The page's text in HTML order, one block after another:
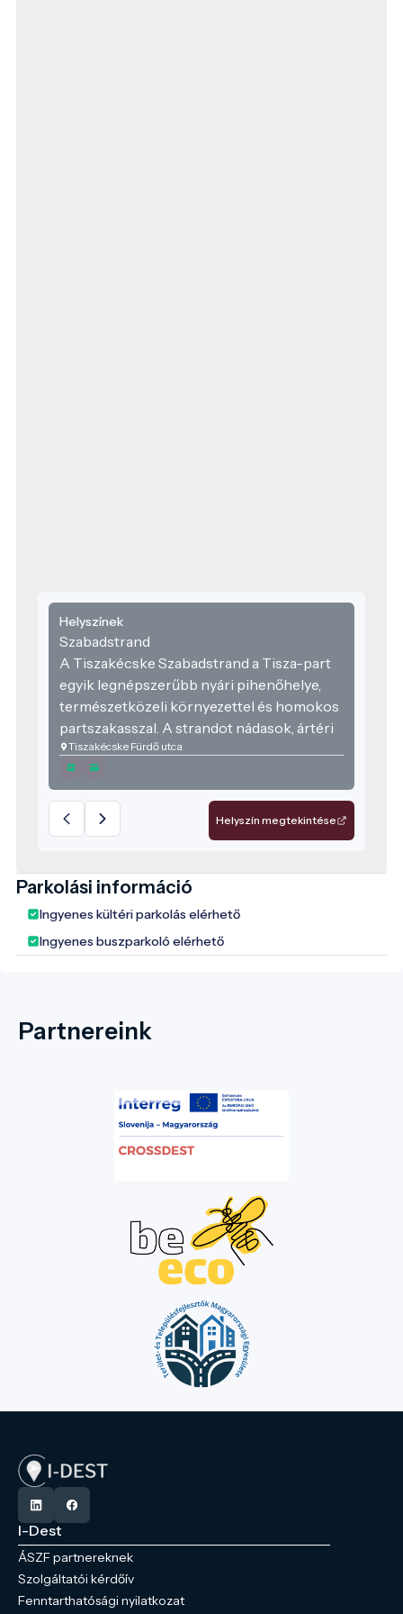
Helyszínek
Szabadstrand
A Tiszakécske Szabadstrand a Tisza-part
egyik legnépszerűbb nyári pihenőhelye,
természetközeli környezettel és homokos
partszakasszal. A strandot nádasok, ártéri
fák és csendes folyópart veszik körül, ezért
egyszerre hangulatos és nyugodt hely. A
parton több vendéglátóhely is található,
köztük a hangulatos Nádas Beach.
Tiszakécske Fürdő utca
Helyszín megtekintése
Parkolási információ
Ingyenes kültéri parkolás elérhető
Ingyenes buszparkoló elérhető
Partnereink
I-Dest
ÁSZF partnereknek
Szolgáltatói kérdőív
Fenntarthatósági nyilatkozat